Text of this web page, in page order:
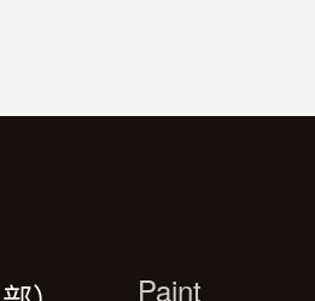
Paint